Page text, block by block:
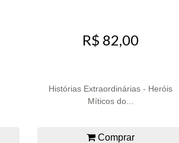
R$ 82,00
Histórias Extraordinárias - Heróis
Míticos do...
Comprar